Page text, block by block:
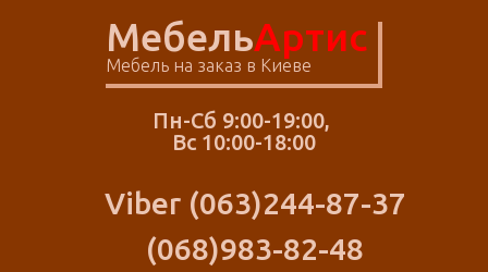
МебельАртис
Мебель на заказ в Киеве
Пн-Сб 9:00-19:00,
Вс 10:00-18:00
Viber (063)244-87-37
(068)983-82-48